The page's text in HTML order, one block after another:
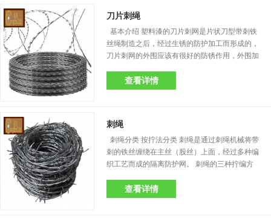
刀片刺绳
基本介绍 塑料漆的刀片刺网是片状刀型带刺铁
丝绳制造之后，经过生锈的防护加工而形成的，
刀片刺网的外围应该有很好的防锈作用，外围加
更加方便，性价比较高一些等优点。 塑料漆的刀
片刺绳是将塑料漆涂抹在刀片刺绳上的表面加工
查看详情
刺绳
刺绳分类 按拧法分类 刺绳是通过刺绳机械将带
刺的铁丝缠绕在主丝（股丝）上面，经过多种编
织工艺而成的隔离防护网。 刺绳的三种拧编方
铁丝或者多根铁丝拧成双股 铁丝绳 然后再将刺绳
缠绕在双股铁丝上。 反拧法：就是先将 刺丝 缠
查看详情